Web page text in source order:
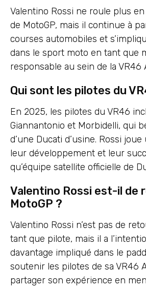
Valentino Rossi ne roule plus
de MotoGP, mais il continue à
courses automobiles et
dans le sport moto en tant que
responsable au sein de la VR46
Qui sont les pilotes du
En 2025, les pilotes du VR46
Giannantonio et Morbidelli, qui
d’une Ducati d’usine. Rossi
leur développement et leur
qu’équipe satellite officielle de
Valentino Rossi est-il de
MotoGP ?
Valentino Rossi n’est pas de
tant que pilote, mais il a
davantage impliqué dans le
soutenir les pilotes de sa VR46
partager son expérience en